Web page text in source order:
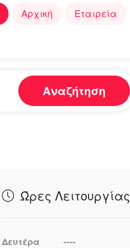
Αρχική Εταιρεία
Αναζήτηση
Ώρες Λειτουργίας
Δευτέρα
----